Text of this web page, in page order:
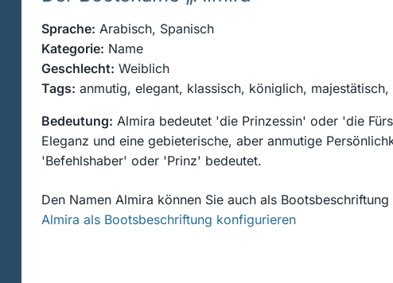
Sprache: Arabisch, Spanisch
Kategorie: Name
Geschlecht: Weiblich
Tags: anmutig, elegant, klassisch, königlich,
Bedeutung: Almira bedeutet 'die Prinzessin' oder 'die
Eleganz und eine gebieterische, aber anmutige
'Befehlshaber' oder 'Prinz' bedeutet.
Den Namen Almira können Sie auch als Bootsbeschriftung
Almira als Bootsbeschriftung konfigurieren